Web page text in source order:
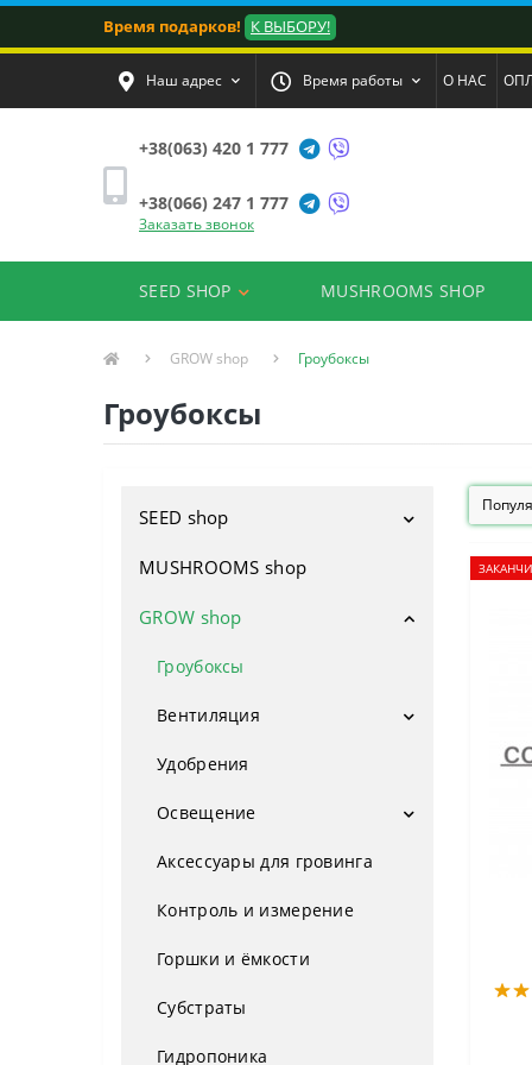
Время подарков! К ВЫБОРУ!
Наш адрес Время работы О НАС
+38(063) 420 1 777
+38(066) 247 1 777
Заказать звонок
SEED SHOP MUSHROOMS SHOP
GROW shop Гроубоксы
Гроубоксы
SEED shop
Семена поштучно
Авто фем
Феминизированные
Сатива
ОПТ
Индика
Мощные сорта
Урожайные сорта
Для новичков
Низкорослые сорта
Медицинские сорта
MUSHROOMS shop
GROW shop
Гроубоксы
Вентиляция
Вентиляторы
Фильтры
Удобрения
Освещение
LED Лампы
Натриевые лампы
Компоненты ДНаТ
Отражатели
Аксессуары для гровинга
Контроль и измерение
Горшки и ёмкости
Субстраты
Гидропоника